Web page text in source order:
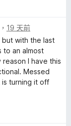
， 19 天前
but with the last
to an almost
I have this
Messed
turning it off